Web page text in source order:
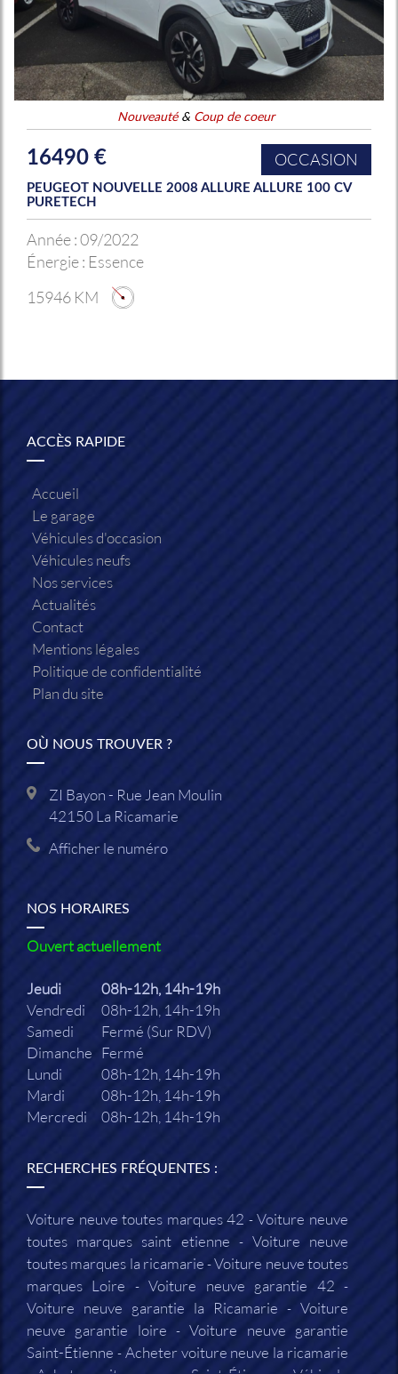
Nouveauté& Coup de coeur
16490 € OCCASION
PEUGEOT NOUVELLE 2008 ALLURE ALLURE 100 CV
PURETECH
Année :09/2022
Énergie : Essence
15946 KM
ACCÈS RAPIDE
Accueil
Le garage
Véhicules d'occasion
Véhicules neufs
Nos services
Actualités
Contact
Mentions légales
Politique de confidentialité
Plan du site
OÙ NOUS TROUVER ?
ZI Bayon - Rue Jean Moulin
42150La Ricamarie
Afficher le numéro
NOS HORAIRES
Ouvert actuellement
Jeudi
08h-12h, 14h-19h
Vendredi
08h-12h, 14h-19h
Samedi
Fermé (Sur RDV)
Dimanche Fermé
Lundi
08h-12h, 14h-19h
Mardi
08h-12h, 14h-19h
Mercredi
08h-12h, 14h-19h
RECHERCHES FRÉQUENTES :
Voiture neuve toutes marques 42
Voiture neuve
toutes marques saint etienne
Voiture neuve
toutes marques la ricamarie Voiture neuve toutes
marques Loire
Voiture neuve garantie 42
Voiture neuve garantie la Ricamarie
Voiture
neuve garantie loire
Voiture neuve garantie
Saint-Étienne
Acheter voiture neuve la ricamarie